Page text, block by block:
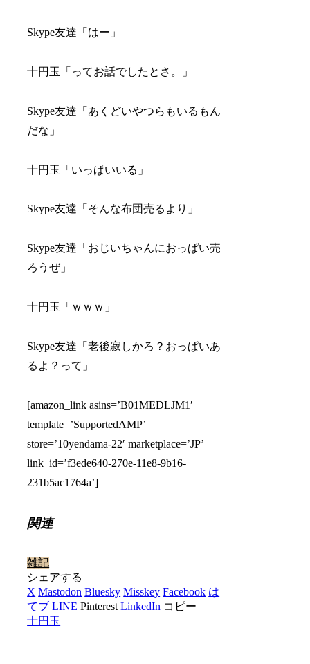
Skype友達「はー」
十円玉「ってお話でしたとさ。」
Skype友達「あくどいやつらもいるもん
だな」
十円玉「いっぱいいる」
Skype友達「そんな布団売るより」
Skype友達「おじいちゃんにおっぱい売
ろうぜ」
十円玉「ｗｗｗ」
Skype友達「老後寂しかろ？おっぱいあ
るよ？って」
[amazon_link asins=’B01MEDLJM1′
template=’SupportedAMP’
store=’10yendama-22′ marketplace=’JP’
link_id=’f3ede640-270e-11e8-9b16-
231b5ac1764a’]
関連
雑記
シェアする
X Mastodon Bluesky Misskey Facebook は
てブ LINE Pinterest LinkedIn コピー
十円玉